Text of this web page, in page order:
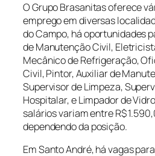
O Grupo Brasanitas oferece
emprego em diversas
do Campo, há oportunidades
de Manutenção Civil,
Mecânico de Refrigeração,
Civil, Pintor, Auxiliar de
Supervisor de Limpeza,
Hospitalar, e Limpador de
salários variam entre R$
dependendo da posição.
Em Santo André, há vagas